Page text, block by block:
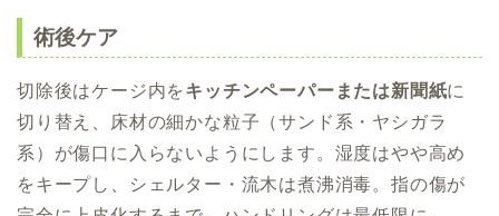
術後ケア
切除後はケージ内を キッチンペーパーまたは新聞紙に
切り替え、床材の細かな粒子（サンド系・ヤシガラ
系）が傷口に入らないようにします。湿度はやや高め
をキープし、シェルター・流木は煮沸消毒。指の傷が